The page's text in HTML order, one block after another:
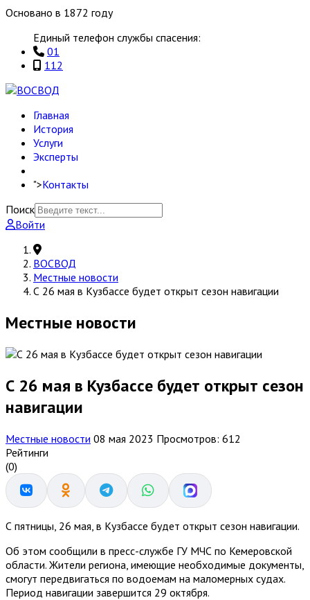
Основано в 1872 году
Единый телефон службы спасения:
01
112
Главная
История
Услуги
Эксперты
">Контакты
Поиск
Войти
ВОСВОД
Местные новости
С 26 мая в Кузбассе будет открыт сезон навигации
Местные новости
С 26 мая в Кузбассе будет открыт сезон
навигации
Местные новости 08 мая 2023 Просмотров: 612
Рейтинги
(0)
С пятницы, 26 мая, в Кузбассе будет открыт сезон навигации.
Об этом сообщили в пресс-службе ГУ МЧС по Кемеровской
области. Жители региона, имеющие необходимые документы,
смогут передвигаться по водоемам на маломерных судах.
Период навигации завершится 29 октября.